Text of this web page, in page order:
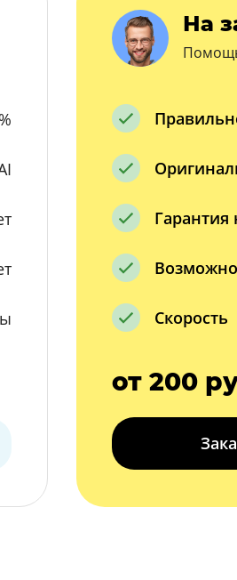
На
Гарантия
Скорость
от 200